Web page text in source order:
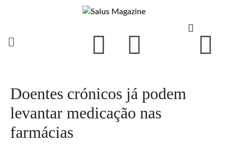
Doentes crónicos já podem
levantar medicação nas
farmácias